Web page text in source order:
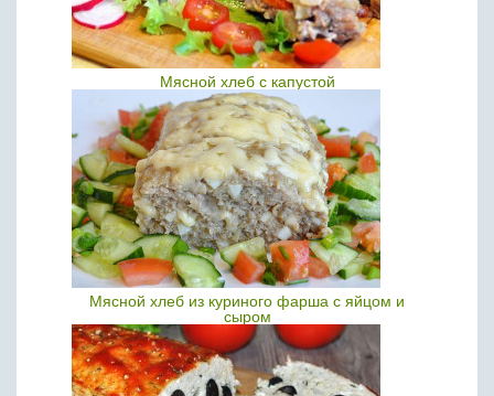
Мясной хлеб с капустой
Мясной хлеб из куриного фарша с яйцом и
сыром